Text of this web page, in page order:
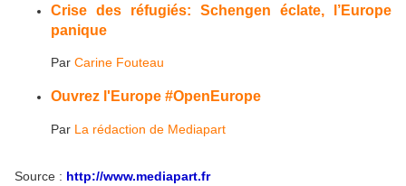
Crise des réfugiés: Schengen éclate, l’Europe
panique
Par Carine Fouteau
Ouvrez l'Europe #OpenEurope
Par La rédaction de Mediapart
Source : http://www.mediapart.fr